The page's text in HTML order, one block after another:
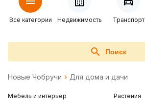
Все категории Недвижимость Транспорт
Поиск
Новые Чобручи Для дома и дачи
Мебель и интерьер
Растения